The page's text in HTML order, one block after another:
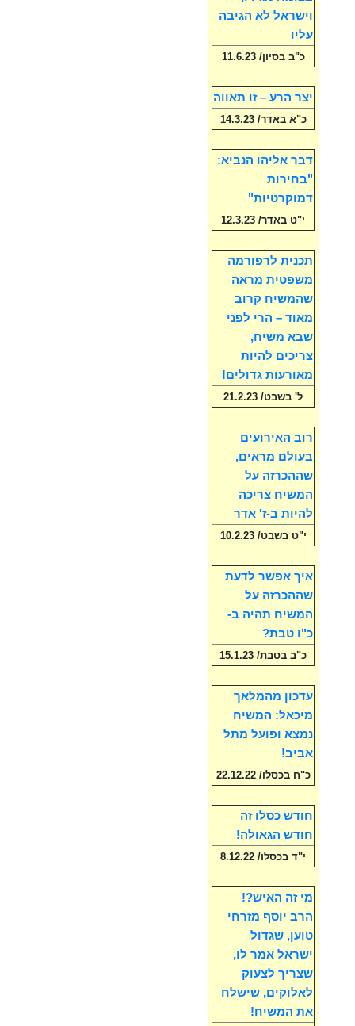
וישראל לא הגיבה
עליו
כ"ב בסיון/ 11.6.23
יצר הרע – זו תאווה
כ"א באדר/ 14.3.23
דבר אליהו הנביא:
"בחירות
דמוקרטיות"
י"ט באדר/ 12.3.23
תכנית לרפורמה
משפטית מראה
שהמשיח קרוב
מאוד – הרי לפני
שבא משיח,
צריכים להיות
מאורעות גדולים!
ל' בשבט/ 21.2.23
רוב האירועים
בעולם מראים,
שההכרזה על
המשיח צריכה
להיות ב-ז' אדר
י"ט בשבט/ 10.2.23
איך אפשר לדעת
שההכרזה על
המשיח תהיה ב-
כ"ו טבת?
כ"ב בטבת/ 15.1.23
עדכון מהמלאך
מיכאל: המשיח
נמצא ופועל מתל
אביב!
כ"ח בכסלו/ 22.12.22
חודש כסלו זה
חודש הגאולה!
י"ד בכסלו/ 8.12.22
מי זה האיש?!
הרב יוסף מזרחי
טוען, שגדול
ישראל אמר לו,
שצריך לצעוק
לאלוקים, שישלח
את המשיח!